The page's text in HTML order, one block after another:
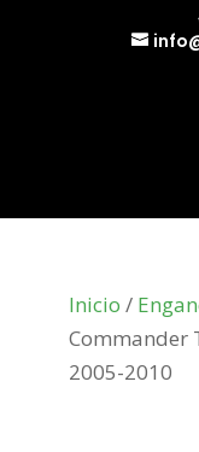
Inicio /
Commander
2005-2010